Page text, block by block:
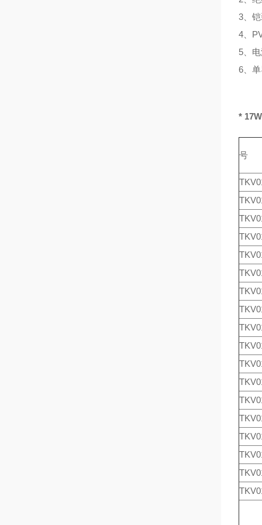
3、
4、
5、
6、
*
号